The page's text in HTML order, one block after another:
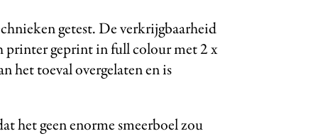
getest. De verkrijgbaarheid
printer geprint in full colour met 2 x
het toeval overgelaten en is
het geen enorme smeerboel zou